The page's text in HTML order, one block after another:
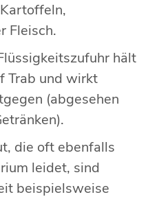
Fleisch.
hält
Trab und wirkt
(abgesehen
die oft ebenfalls
leidet, sind
beispielsweise